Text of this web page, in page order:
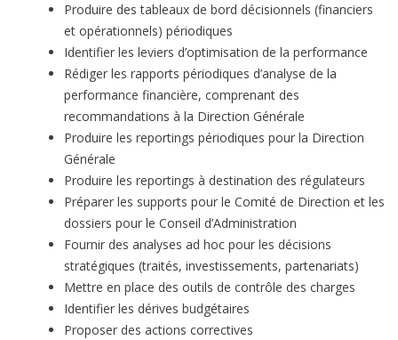
Produire des tableaux de bord décisionnels (financiers
et opérationnels) périodiques
Identifier les leviers d’optimisation de la performance
Rédiger les rapports périodiques d’analyse de la
performance financière, comprenant des
recommandations à la Direction Générale
Produire les reportings périodiques pour la Direction
Générale
Produire les reportings à destination des régulateurs
Préparer les supports pour le Comité de Direction et les
dossiers pour le Conseil d’Administration
Fournir des analyses ad hoc pour les décisions
stratégiques (traités, investissements, partenariats)
Mettre en place des outils de contrôle des charges
Identifier les dérives budgétaires
Proposer des actions correctives